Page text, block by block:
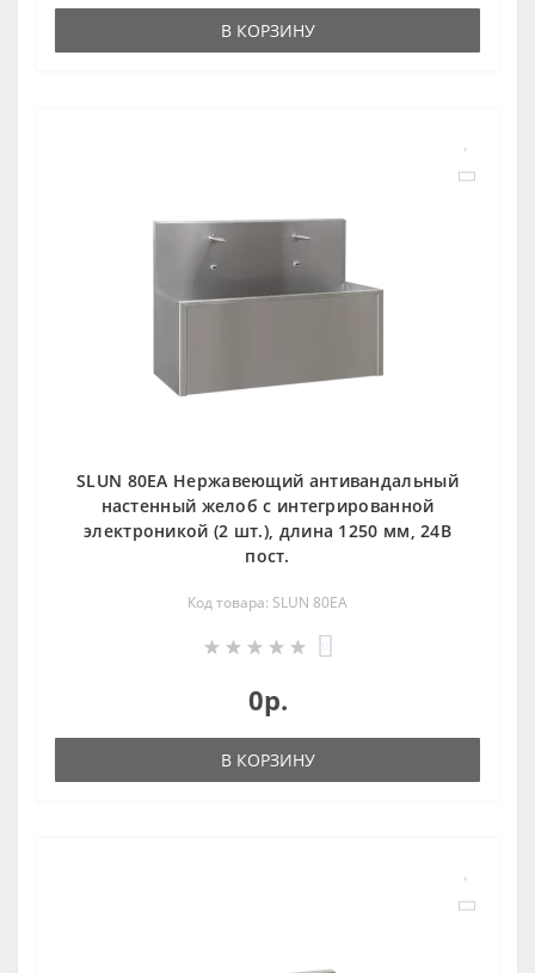
В КОРЗИНУ
SLUN 80EA Нержавеющий антивандальный
настенный желоб с интегрированной
электроникой (2 шт.), длина 1250 мм, 24В
пост.
Код товара: SLUN 80EA
0р.
В КОРЗИНУ